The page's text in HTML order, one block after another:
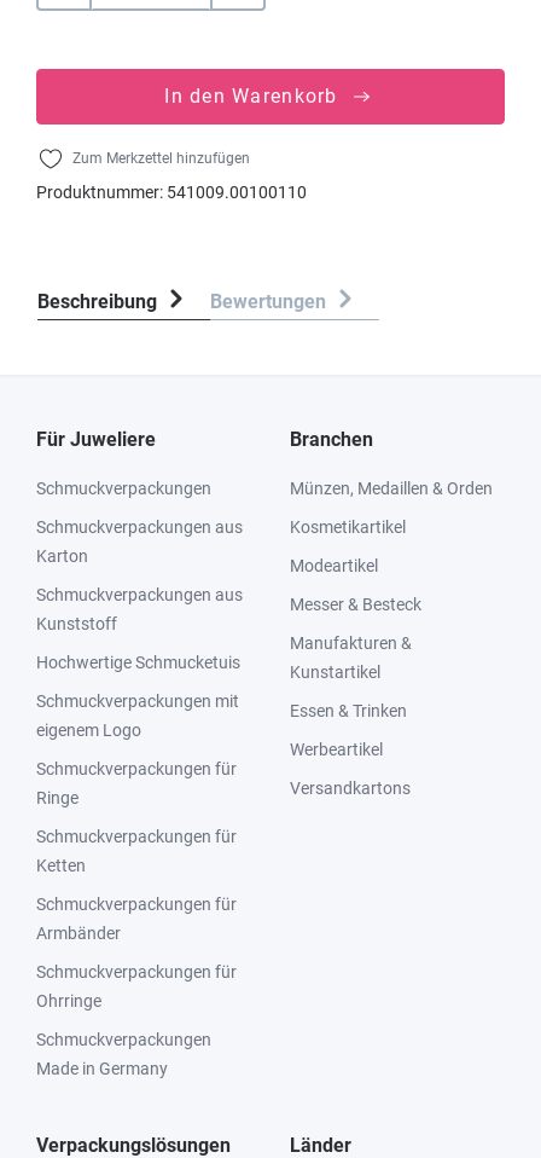
In den Warenkorb
Zum Merkzettel hinzufügen
Produktnummer: 541009.00100110
Beschreibung Bewertungen
Für Juweliere
Schmuckverpackungen
Schmuckverpackungen aus
Karton
Schmuckverpackungen aus
Kunststoff
Hochwertige Schmucketuis
Schmuckverpackungen mit
eigenem Logo
Schmuckverpackungen für
Ringe
Schmuckverpackungen für
Ketten
Schmuckverpackungen für
Armbänder
Schmuckverpackungen für
Ohrringe
Schmuckverpackungen
Made in Germany
Branchen
Münzen, Medaillen & Orden
Kosmetikartikel
Modeartikel
Messer & Besteck
Manufakturen &
Kunstartikel
Essen & Trinken
Werbeartikel
Versandkartons
Verpackungslösungen Länder